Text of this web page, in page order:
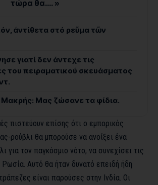
τώρα θα…. »
ἀντίθετα στό ρεῦμα τῶν
γιατί δεν άντεχε τις
του πειραματικού σκευάσματος
Μακρής: Μας ζώσανε τα φίδια.
πιστεύουν επίσης ότι ο εμπορικός
ρούβλι θα μπορούσε να ανοίξει ένα
για τον παγκόσμιο νότο, να συνεχίσει τις
Αυτό θα ήταν δυνατό επειδή ήδη
είναι παρούσες στην Ινδία. Οι